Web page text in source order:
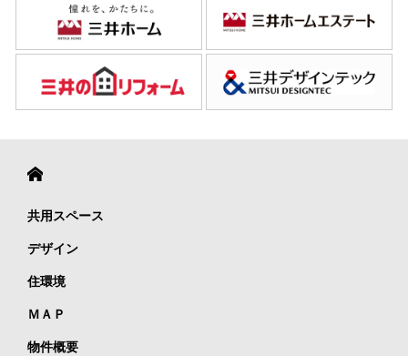
共用スペース
デザイン
住環境
ＭＡＰ
物件概要